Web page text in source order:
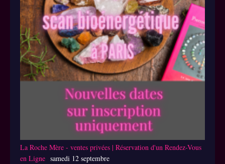
La Roche Mère - ventes privées | Réservation d'un Rendez-Vous
en Ligne samedi 12 septembre